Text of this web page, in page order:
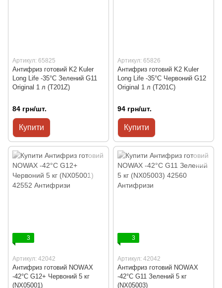
Артикул: 65825
Антифриз готовий K2 Kuler
Long Life -35°C Зелений G11
Original 1 л (T201Z)
84 грн/шт.
Купити
Артикул: 65826
Антифриз готовий K2 Kuler
Long Life -35°C Червоний G12
Original 1 л (T201C)
94 грн/шт.
Купити
3
Артикул: 42042
Антифриз готовий NOWAX
-42°C G12+ Червоний 5 кг
(NX05001)
3
Артикул: 42042
Антифриз готовий NOWAX
-42°C G11 Зелений 5 кг
(NX05003)